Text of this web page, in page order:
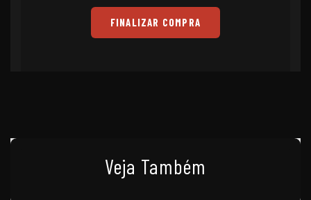
FINALIZAR COMPRA
Veja Também